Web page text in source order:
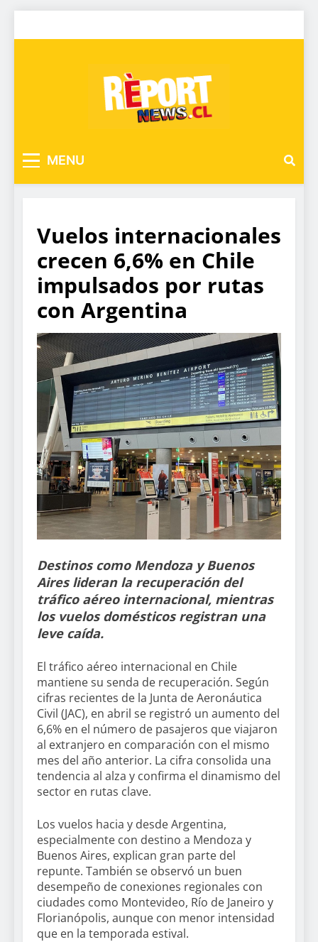
MENU
Vuelos internacionales
crecen 6,6% en Chile
impulsados por rutas
con Argentina
Destinos como Mendoza y Buenos
Aires lideran la recuperación del
tráfico aéreo internacional, mientras
los vuelos domésticos registran una
leve caída.
El tráfico aéreo internacional en Chile
mantiene su senda de recuperación. Según
cifras recientes de la Junta de Aeronáutica
Civil (JAC), en abril se registró un aumento del
6,6% en el número de pasajeros que viajaron
al extranjero en comparación con el mismo
mes del año anterior. La cifra consolida una
tendencia al alza y confirma el dinamismo del
sector en rutas clave.
Los vuelos hacia y desde Argentina,
especialmente con destino a Mendoza y
Buenos Aires, explican gran parte del
repunte. También se observó un buen
desempeño de conexiones regionales con
ciudades como Montevideo, Río de Janeiro y
Florianópolis, aunque con menor intensidad
que en la temporada estival.